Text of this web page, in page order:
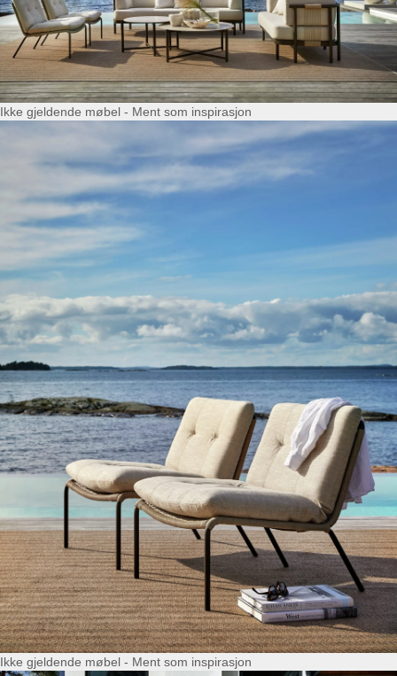
Ikke gjeldende møbel - Ment som inspirasjon
Ikke gjeldende møbel - Ment som inspirasjon